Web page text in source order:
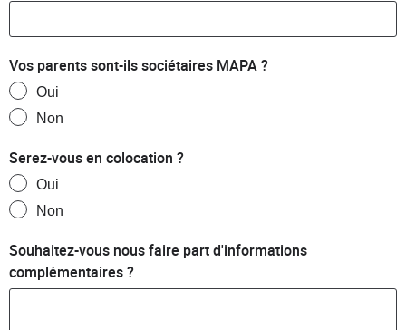
Vos parents sont-ils sociétaires MAPA ?
Oui
Non
Serez-vous en colocation ?
Oui
Non
Souhaitez-vous nous faire part d'informations
complémentaires ?